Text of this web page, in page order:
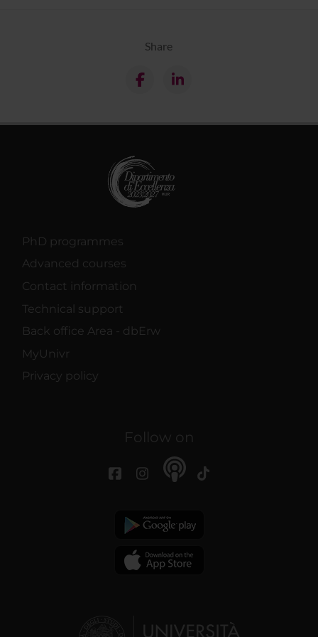
Share
PhD programmes
Advanced courses
Contact information
Technical support
Back office Area - dbErw
MyUnivr
Privacy policy
Follow on